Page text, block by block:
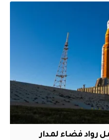
رواد فضاء لمدار